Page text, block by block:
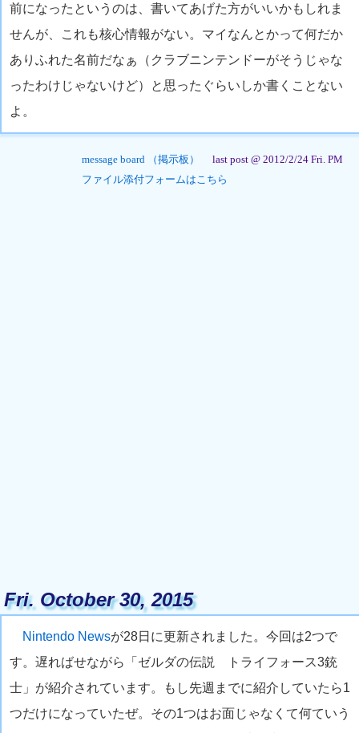
前になったというのは、書いてあげた方がいいかもしれま
せんが、これも核心情報がない。マイなんとかって何だか
ありふれた名前だなぁ（クラブニンテンドーがそうじゃな
ったわけじゃないけど）と思ったぐらいしか書くことない
よ。
message board （掲示板）
last post @ 2012/2/24 Fri. PM
ファイル添付フォームはこちら
Fri. October 30, 2015
Nintendo Newsが28日に更新されました。今回は2つで
す。遅ればせながら「ゼルダの伝説 トライフォース3銃
士」が紹介されています。もし先週までに紹介していたら1
つだけになっていたぜ。その1つはお面じゃなくて何ていう